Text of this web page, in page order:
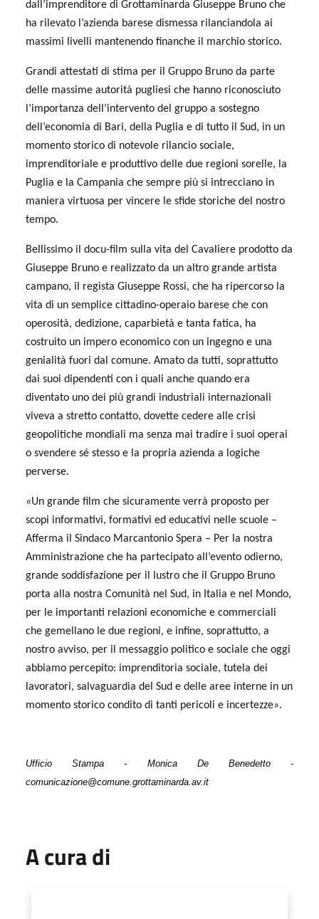
dall’imprenditore di Grottaminarda Giuseppe Bruno che
ha rilevato l’azienda barese dismessa rilanciandola ai
massimi livelli mantenendo finanche il marchio storico.
Grandi attestati di stima per il Gruppo Bruno da parte
delle massime autorità pugliesi che hanno riconosciuto
l’importanza dell’intervento del gruppo a sostegno
dell’economia di Bari, della Puglia e di tutto il Sud, in un
momento storico di notevole rilancio sociale,
imprenditoriale e produttivo delle due regioni sorelle, la
Puglia e la Campania che sempre più si intrecciano in
maniera virtuosa per vincere le sfide storiche del nostro
tempo.
Bellissimo il docu-film sulla vita del Cavaliere prodotto da
Giuseppe Bruno e realizzato da un altro grande artista
campano, il regista Giuseppe Rossi, che ha ripercorso la
vita di un semplice cittadino-operaio barese che con
operosità, dedizione, caparbietà e tanta fatica, ha
costruito un impero economico con un ingegno e una
genialità fuori dal comune. Amato da tutti, soprattutto
dai suoi dipendenti con i quali anche quando era
diventato uno dei più grandi industriali internazionali
viveva a stretto contatto, dovette cedere alle crisi
geopolitiche mondiali ma senza mai tradire i suoi operai
o svendere sé stesso e la propria azienda a logiche
perverse.
«Un grande film che sicuramente verrà proposto per
scopi informativi, formativi ed educativi nelle scuole –
Afferma il Sindaco Marcantonio Spera – Per la nostra
Amministrazione che ha partecipato all’evento odierno,
grande soddisfazione per il lustro che il Gruppo Bruno
porta alla nostra Comunità nel Sud, in Italia e nel Mondo,
per le importanti relazioni economiche e commerciali
che gemellano le due regioni, e infine, soprattutto, a
nostro avviso, per il messaggio politico e sociale che oggi
abbiamo percepito: imprenditoria sociale, tutela dei
lavoratori, salvaguardia del Sud e delle aree interne in un
momento storico condito di tanti pericoli e incertezze».
Ufficio Stampa - Monica De Benedetto -
comunicazione@comune.grottaminarda.av.it
A cura di